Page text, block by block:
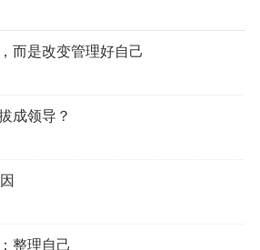
而是改变管理好自己
成领导？
整理自己